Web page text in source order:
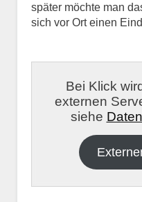
später möchte man
sich vor Ort einen
Bei Klick
externen
siehe